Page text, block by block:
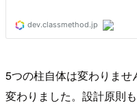
5つの柱自体は変わりま
変わりました。設計原則